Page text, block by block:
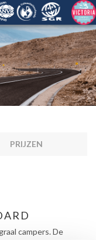
PRIJZEN
campers. De